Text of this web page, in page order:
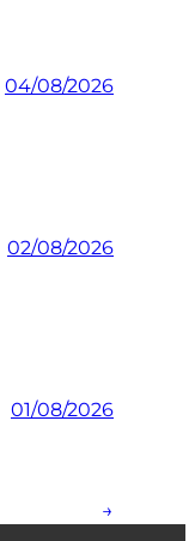
04/08/2026
02/08/2026
01/08/2026
→